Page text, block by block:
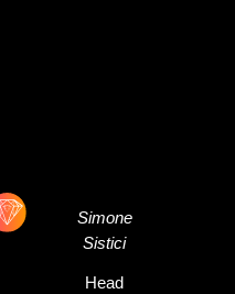
Simone
Sistici
Head